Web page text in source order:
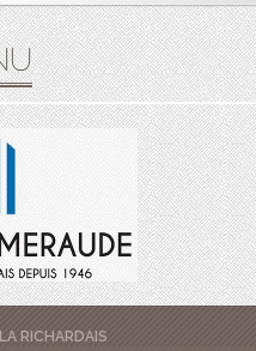
LA RICHARDAIS